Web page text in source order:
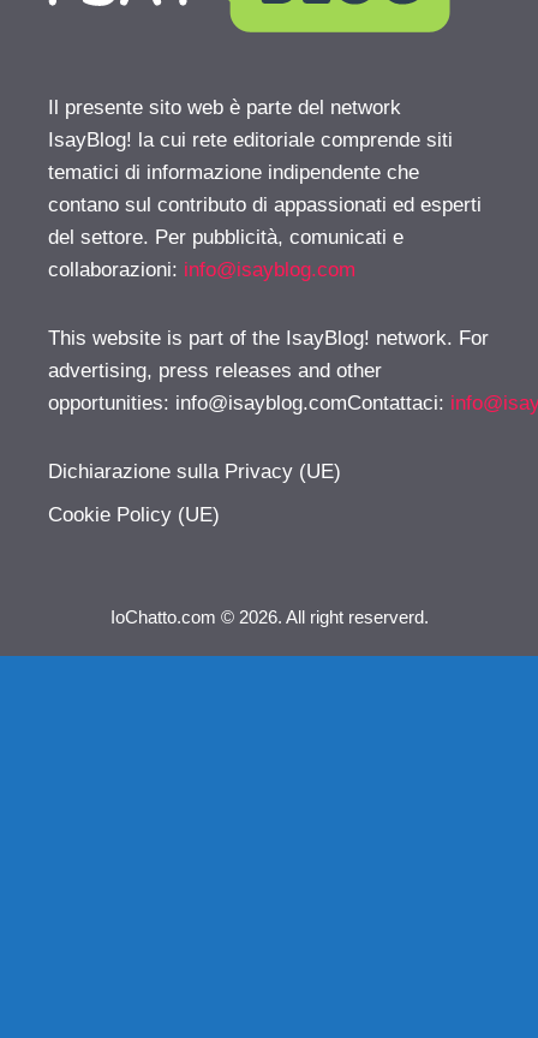
Il presente sito web è parte del network
IsayBlog! la cui rete editoriale comprende siti
tematici di informazione indipendente che
contano sul contributo di appassionati ed esperti
del settore. Per pubblicità, comunicati e
collaborazioni: info@isayblog.com
This website is part of the IsayBlog! network. For
advertising, press releases and other
opportunities: info@isayblog.comContattaci:
Dichiarazione sulla Privacy (UE)
Cookie Policy (UE)
IoChatto.com © 2026. All right reserverd.